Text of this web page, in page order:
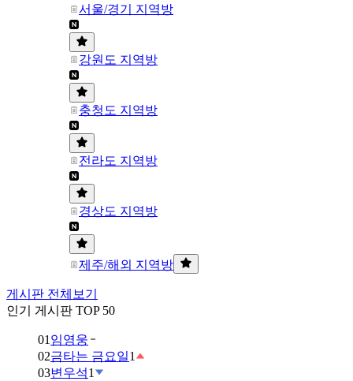
서울/경기 지역방
강원도 지역방
충청도 지역방
전라도 지역방
경상도 지역방
제주/해외 지역방
게시판 전체보기
인기 게시판 TOP 50
01 임영웅
02금타는 금요일1
03변우석1